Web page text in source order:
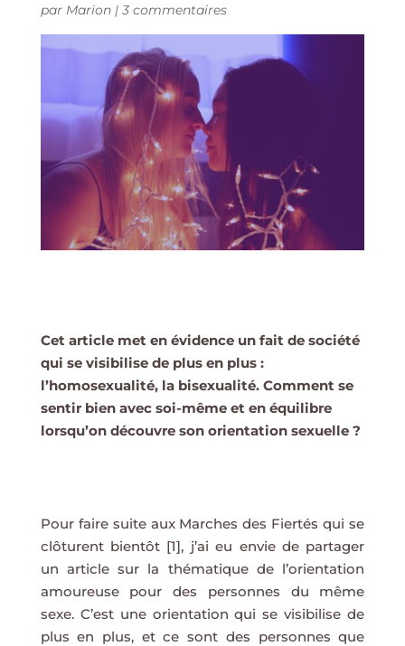
par Marion| 3 commentaires
Cet article met en évidence un fait de société
qui se visibilise de plus en plus :
l’homosexualité, la bisexualité. Comment se
sentir bien avec soi-même et en équilibre
lorsqu’on découvre son orientation sexuelle ?
Pour faire suite aux Marches des Fiertés qui se
clôturent bientôt [1], j’ai eu envie de partager
un article sur la thématique de l’orientation
amoureuse pour des personnes du même
sexe. C’est une orientation qui se visibilise de
plus en plus, et ce sont des personnes que